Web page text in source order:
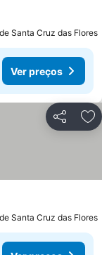
Santa Cruz das Flores
Ver preços
Partilhar
Santa Cruz das Flores